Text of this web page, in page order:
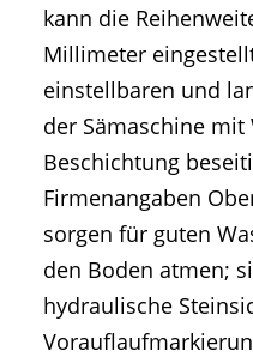
kann die
Millimeter
einstellbaren und
der Sämaschine
Beschichtung
Firmenangaben
sorgen für guten
den Boden atmen;
hydraulische